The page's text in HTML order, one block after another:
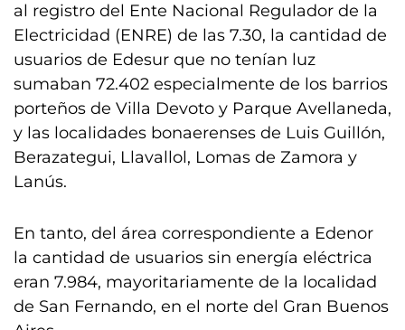
al registro del Ente Nacional Regulador de la
Electricidad (ENRE) de las 7.30, la cantidad de
usuarios de Edesur que no tenían luz
sumaban 72.402 especialmente de los barrios
porteños de Villa Devoto y Parque Avellaneda,
y las localidades bonaerenses de Luis Guillón,
Berazategui, Llavallol, Lomas de Zamora y
Lanús.
En tanto, del área correspondiente a Edenor
la cantidad de usuarios sin energía eléctrica
eran 7.984, mayoritariamente de la localidad
de San Fernando, en el norte del Gran Buenos